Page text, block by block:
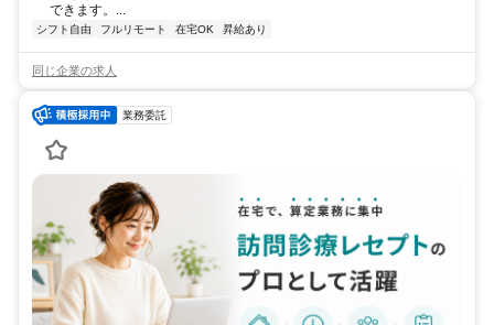
できます。...
シフト自由 フルリモート 在宅OK 昇給あり
同じ企業の求人
業務委託